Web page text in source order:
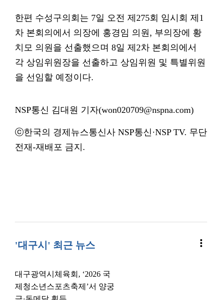
한편 수성구의회는 7일 오전 제275회 임시회 제1
차 본회의에서 의장에 홍경임 의원, 부의장에 황
치모 의원을 선출했으며 8일 제2차 본회의에서
각 상임위원장을 선출하고 상임위원 및 특별위원
을 선임할 예정이다.
NSP통신 김대원 기자(won020709@nspna.com)
ⓒ한국의 경제뉴스통신사 NSP통신·NSP TV. 무단
전재-재배포 금지.
'대구시' 최근 뉴스 more_vert
대구광역시체육회, ‘2026 국
제청소년스포츠축제’서 양궁